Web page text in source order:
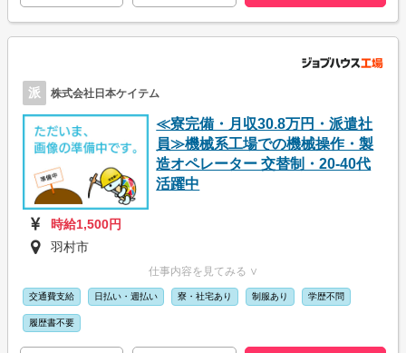
派 株式会社日本ケイテム
≪寮完備・月収30.8万円・派遣社
員≫機械系工場での機械操作・製
造オペレーター 交替制・20-40代
活躍中
時給1,500円
羽村市
仕事内容を見てみる ∨
交通費支給 日払い・週払い 寮・社宅あり 制服あり 学歴不問
履歴書不要